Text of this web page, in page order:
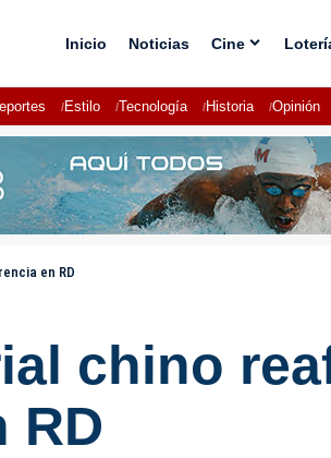
Inicio Noticias Cine
Estilo Tecnología Historia Opinión
en RD
chino
RD